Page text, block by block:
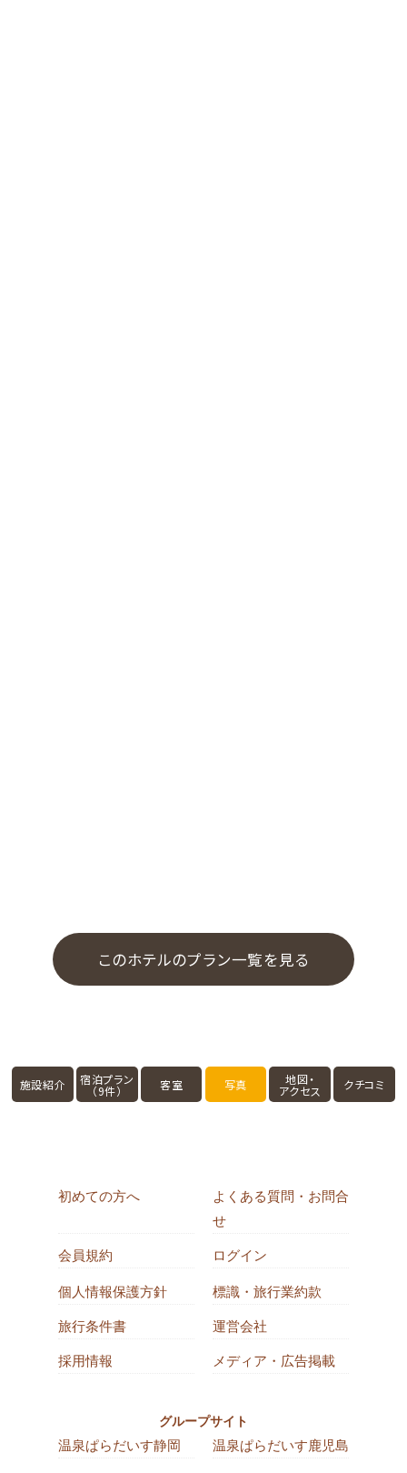
このホテルのプラン一覧を見る
施設紹介 宿泊プラン
（9件） 客室 写真 地図・
アクセス クチコミ
初めての方へ
よくある質問・お問合
せ
会員規約 ログイン
個人情報保護方針 標識・旅行業約款
旅行条件書 運営会社
採用情報 メディア・広告掲載
グループサイト
温泉ぱらだいす静岡 温泉ぱらだいす鹿児島